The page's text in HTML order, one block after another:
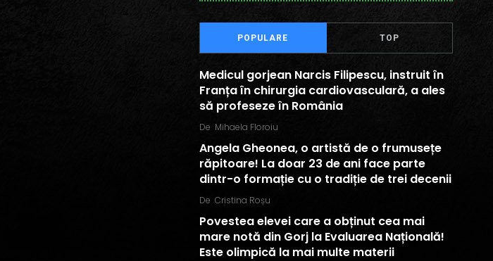
POPULARE TOP
Medicul gorjean Narcis Filipescu, instruit în
Franța în chirurgia cardiovasculară, a ales
să profeseze în România
De Mihaela Floroiu
Angela Gheonea, o artistă de o frumusețe
răpitoare! La doar 23 de ani face parte
dintr-o formație cu o tradiție de trei decenii
De Cristina Roșu
Povestea elevei care a obținut cea mai
mare notă din Gorj la Evaluarea Națională!
Este olimpică la mai multe materii